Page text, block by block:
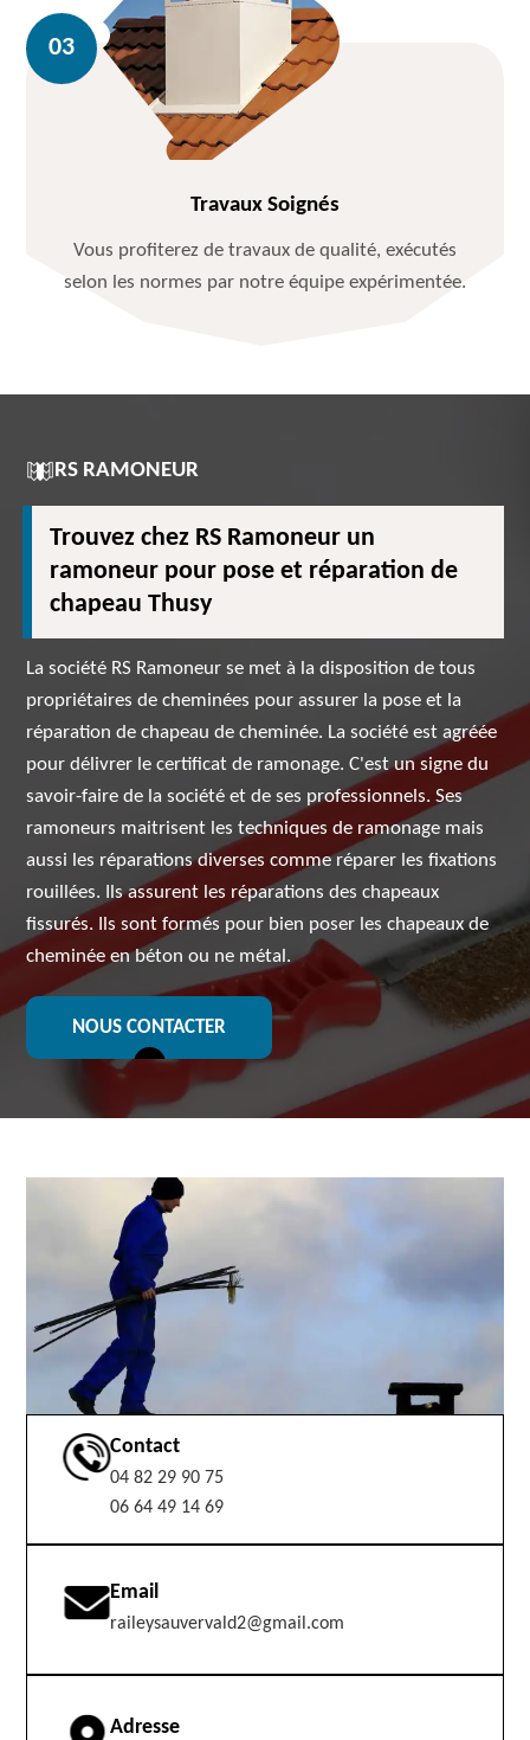
Travaux Soignés
Vous profiterez de travaux de qualité, exécutés
selon les normes par notre équipe expérimentée.
RS RAMONEUR
Trouvez chez RS Ramoneur un
ramoneur pour pose et réparation de
chapeau Thusy
La société RS Ramoneur se met à la disposition de tous
propriétaires de cheminées pour assurer la pose et la
réparation de chapeau de cheminée. La société est agréée
pour délivrer le certificat de ramonage. C'est un signe du
savoir-faire de la société et de ses professionnels. Ses
ramoneurs maitrisent les techniques de ramonage mais
aussi les réparations diverses comme réparer les fixations
rouillées. Ils assurent les réparations des chapeaux
fissurés. Ils sont formés pour bien poser les chapeaux de
cheminée en béton ou ne métal.
NOUS CONTACTER
Contact
04 82 29 90 75
06 64 49 14 69
Email
raileysauvervald2@gmail.com
Adresse